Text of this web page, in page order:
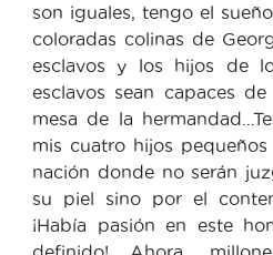
son iguales, tengo el
coloradas colinas de
esclavos y los hijos de
esclavos sean capaces
mesa de la
mis cuatro hijos
nación donde no serán
su piel sino por el
¡Había pasión en este